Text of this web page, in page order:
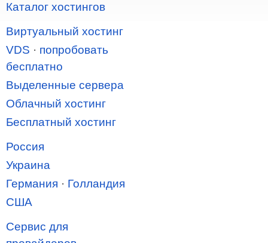
Каталог хостингов
Виртуальный хостинг
VDS · попробовать
бесплатно
Выделенные сервера
Облачный хостинг
Бесплатный хостинг
Россия
Украина
Германия · Голландия
США
Сервис для